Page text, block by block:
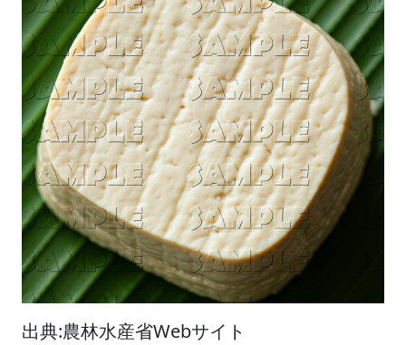
出典:農林水産省Webサイト